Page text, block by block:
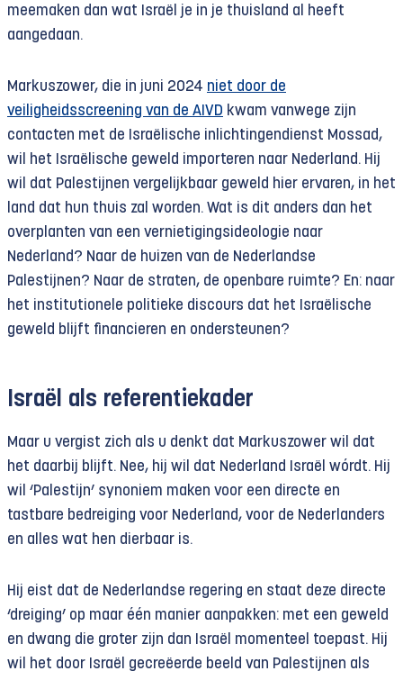
meemaken dan wat Israël je in je thuisland al heeft
aangedaan.
Markuszower, die in juni 2024 niet door de
veiligheidsscreening van de AIVD kwam vanwege zijn
contacten met de Israëlische inlichtingendienst Mossad,
wil het Israëlische geweld importeren naar Nederland. Hij
wil dat Palestijnen vergelijkbaar geweld hier ervaren, in het
land dat hun thuis zal worden. Wat is dit anders dan het
overplanten van een vernietigingsideologie naar
Nederland? Naar de huizen van de Nederlandse
Palestijnen? Naar de straten, de openbare ruimte? En: naar
het institutionele politieke discours dat het Israëlische
geweld blijft financieren en ondersteunen?
Israël als referentiekader
Maar u vergist zich als u denkt dat Markuszower wil dat
het daarbij blijft. Nee, hij wil dat Nederland Israël wórdt. Hij
wil ‘Palestijn’ synoniem maken voor een directe en
tastbare bedreiging voor Nederland, voor de Nederlanders
en alles wat hen dierbaar is.
Hij eist dat de Nederlandse regering en staat deze directe
‘dreiging’ op maar één manier aanpakken: met een geweld
en dwang die groter zijn dan Israël momenteel toepast. Hij
wil het door Israël gecreëerde beeld van Palestijnen als